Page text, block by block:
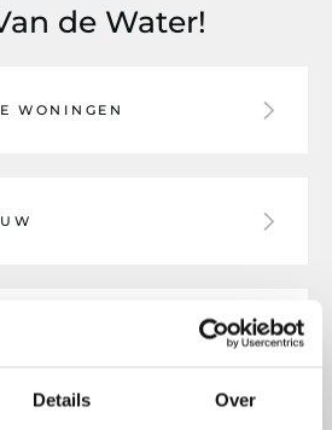
Details Over
de Water!
WONINGEN